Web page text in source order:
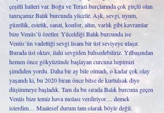
çeşitli halleri var. Boğa ve Terazi burçlarında çok güçlü olan
tanrıçamız Balık burcunda yücelir. Aşk, sevgi, uyum,
güzellik, estetik, sanat, konfor, altın, varlık gibi kavramlar
bize Venüs’ü özetler. Yüceldiği Balık burcunda ise
Venüs’ün vadettiği sevgi lisanı bir üst seviyeye ulaşır.
Burada üst oktav, ilahi sevgiden bahsedebiliriz. Yılbaşından
hemen önce gökyüzünde başlayan curcuna hepimizi
şimdiden yordu. Daha bir ay bile olmadı, o kadar çok olay
yaşandı ki, bu 2020 biran önce bitse de kurtulsak diye
düşünmeye başladık. Tam da bu sırada Balık burcuna geçen
Venüs bize temiz hava molası verdiriyor… demek
isterdim… Maalesef durum tam olarak böyle değil.